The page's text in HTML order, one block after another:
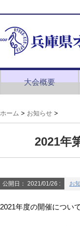
大会概要
ホーム > お知らせ >
2021年
公開日： 2021/01/26 : お
2021年度の開催につい